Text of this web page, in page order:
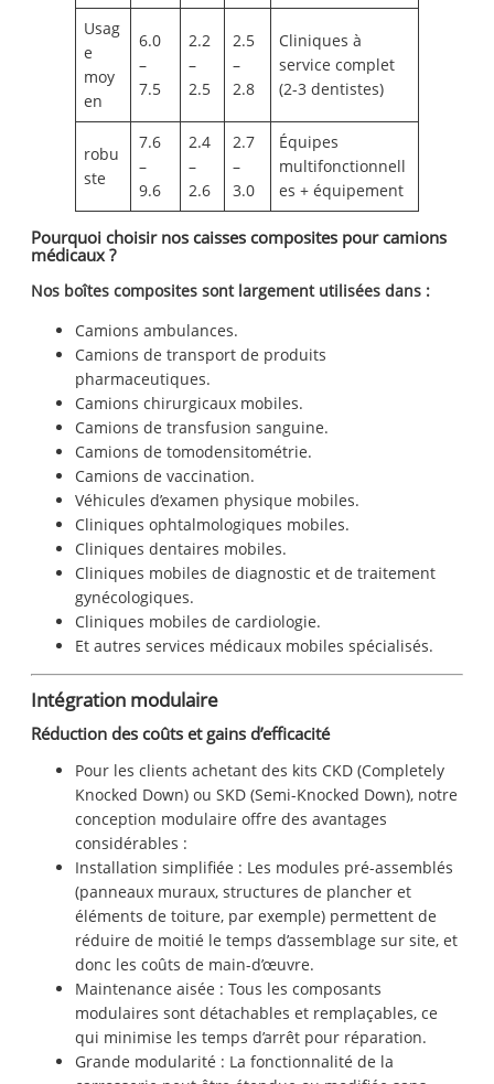
Usag
e
moy
en
6.0
–
7.5
2.2
–
2.5
2.5
–
2.8
Cliniques à
service complet
(2-3 dentistes)
robu
ste
7.6
–
9.6
2.4
–
2.6
2.7
–
3.0
Équipes
multifonctionnell
es + équipement
Pourquoi choisir nos caisses composites pour camions
médicaux ?
Nos boîtes composites sont largement utilisées dans :
Camions ambulances.
Camions de transport de produits
pharmaceutiques.
Camions chirurgicaux mobiles.
Camions de transfusion sanguine.
Camions de tomodensitométrie.
Camions de vaccination.
Véhicules d’examen physique mobiles.
Cliniques ophtalmologiques mobiles.
Cliniques dentaires mobiles.
Cliniques mobiles de diagnostic et de traitement
gynécologiques.
Cliniques mobiles de cardiologie.
Et autres services médicaux mobiles spécialisés.
Intégration modulaire
Réduction des coûts et gains d’efficacité
Pour les clients achetant des kits CKD (Completely
Knocked Down) ou SKD (Semi-Knocked Down), notre
conception modulaire offre des avantages
considérables :
Installation simplifiée : Les modules pré-assemblés
(panneaux muraux, structures de plancher et
éléments de toiture, par exemple) permettent de
réduire de moitié le temps d’assemblage sur site, et
donc les coûts de main-d’œuvre.
Maintenance aisée : Tous les composants
modulaires sont détachables et remplaçables, ce
qui minimise les temps d’arrêt pour réparation.
Grande modularité : La fonctionnalité de la